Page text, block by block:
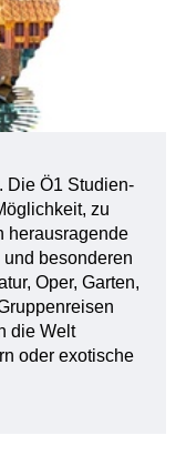
Die Ö1 Studien-
zu
herausragende
besonderen
Oper, Garten,
die Welt
oder exotische